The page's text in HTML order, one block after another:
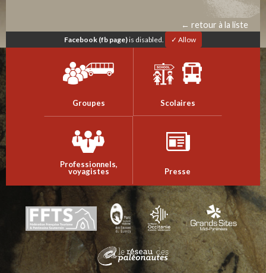
← retour à la liste
Facebook (fb page)is disabled. ✓ Allow
Groupes Scolaires
Professionnels,
voyagistes Presse